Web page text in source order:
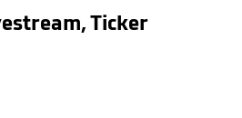
Ticker